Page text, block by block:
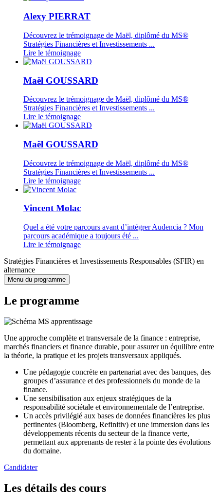
Alexy PIERRAT
Découvrez le trémoignage de Maël, diplômé du MS®
Stratégies Financières et Investissements ...
Lire le témoignage
Maël GOUSSARD
Découvrez le trémoignage de Maël, diplômé du MS®
Stratégies Financières et Investissements ...
Lire le témoignage
Maël GOUSSARD
Découvrez le trémoignage de Maël, diplômé du MS®
Stratégies Financières et Investissements ...
Lire le témoignage
Vincent Molac
Quel a été votre parcours avant d’intégrer Audencia ? Mon
parcours académique a toujours été ...
Lire le témoignage
Stratégies Financières et Investissements Responsables (SFIR) en
alternance
Menu du programme
Le programme
Une approche complète et transversale de la finance : entreprise,
marchés financiers et finance durable, pour assurer un équilibre entre
la théorie, la pratique et les projets transversaux appliqués.
Une pédagogie concrète en partenariat avec des banques, des
groupes d’assurance et des professionnels du monde de la
finance.
Une sensibilisation aux enjeux stratégiques de la
responsabilité sociétale et environnementale de l’entreprise.
Un accès privilégié aux bases de données financières les plus
pertinentes (Bloomberg, Refinitiv) et une immersion dans les
développements récents du secteur de la finance verte,
permettant aux apprenants de rester à la pointe des évolutions
du domaine.
Candidater
Les détails des cours